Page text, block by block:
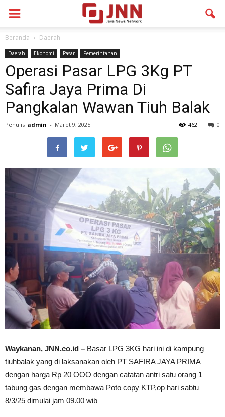
Beranda Daerah
Daerah Ekonomi Pasar Pemerintahan
Operasi Pasar LPG 3Kg PT
Safira Jaya Prima Di
Pangkalan Wawan Tiuh Balak
Penulis admin - Maret 9, 2025 0
462
Waykanan, JNN.co.id – Basar LPG 3KG hari ini di kampung
tiuhbalak yang di laksanakan oleh PT SAFIRA JAYA PRIMA
dengan harga Rp 20 OOO dengan catatan antri satu orang 1
tabung gas dengan membawa Poto copy KTP,op hari sabtu
8/3/25 dimulai jam 09.00 wib